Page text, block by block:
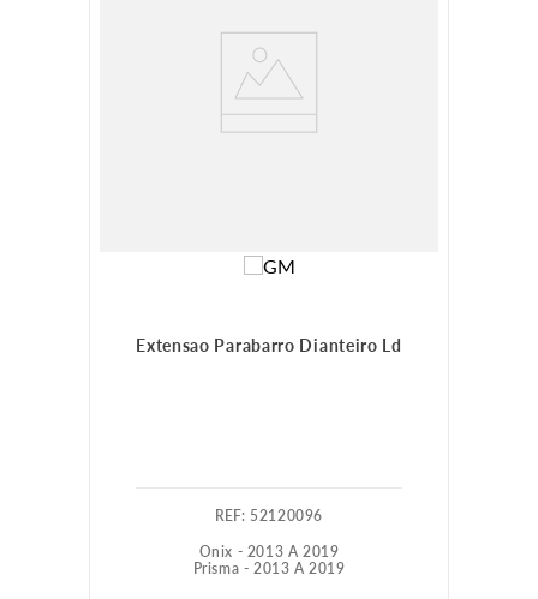
Extensao Parabarro Dianteiro Ld
: 52120096
Onix - 2013 A 2019
Prisma - 2013 A 2019